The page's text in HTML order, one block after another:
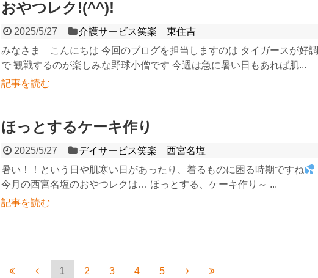
おやつレク!(^^)!
2025/5/27
介護サービス笑楽 東住吉
みなさま こんにちは 今回のブログを担当しますのは タイガースが好調
で 観戦するのが楽しみな野球小僧です 今週は急に暑い日もあれば肌...
記事を読む
ほっとするケーキ作り
2025/5/27
デイサービス笑楽 西宮名塩
暑い！！という日や肌寒い日があったり、着るものに困る時期ですね
今月の西宮名塩のおやつレクは… ほっとする、ケーキ作り～ ...
記事を読む
1 2 3 4 5